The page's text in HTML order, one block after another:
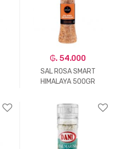
+
₲. 54.000
SAL ROSA SMART
HIMALAYA 500GR
Un. +